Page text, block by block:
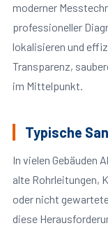
moderner
professioneller
lokalisieren und
Transparenz,
im Mittelpunkt.
Typische
In vielen Gebäuden
alte Rohrleitungen,
oder nicht
diese